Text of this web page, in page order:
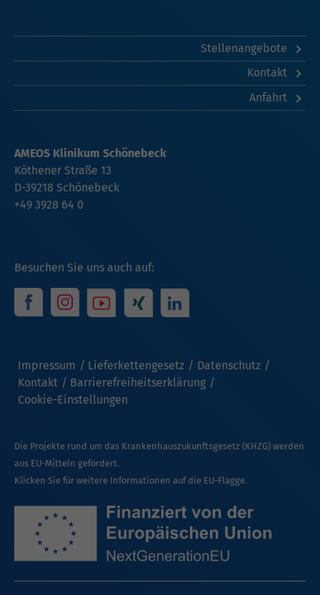
Stellenangebote
Kontakt
Anfahrt
Besuchen Sie uns auch auf:
Impressum Lieferkettengesetz
Datenschutz
Kontakt
Barrierefreiheitserklärung
Cookie-Einstellungen
AMEOS Klinikum Schönebeck
Köthener Straße 13
D-39218 Schönebeck
+49 3928 64 0
Die Projekte rund um das Krankenhauszukunftsgesetz (KHZG) werden
aus EU-Mitteln gefördert.
Klicken Sie für weitere Informationen auf die EU-Flagge.